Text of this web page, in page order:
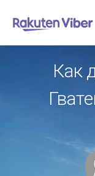
Как